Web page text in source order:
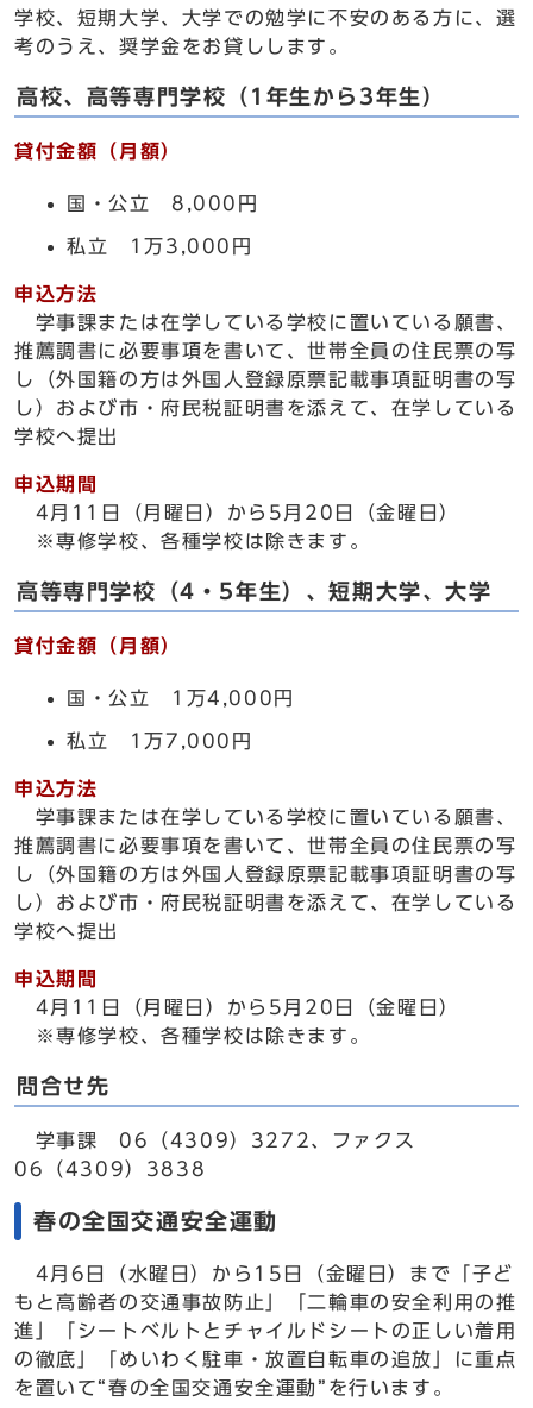
学校、短期大学、大学での勉学に不安のある方に、選
考のうえ、奨学金をお貸しします。
高校、高等専門学校（1年生から3年生）
貸付金額（月額）
国・公立 8,000円
私立 1万3,000円
申込方法
学事課または在学している学校に置いている願書、
推薦調書に必要事項を書いて、世帯全員の住民票の写
し（外国籍の方は外国人登録原票記載事項証明書の写
し）および市・府民税証明書を添えて、在学している
学校へ提出
申込期間
4月11日（月曜日）から5月20日（金曜日）
※専修学校、各種学校は除きます。
高等専門学校（4・5年生）、短期大学、大学
貸付金額（月額）
国・公立 1万4,000円
私立 1万7,000円
申込方法
学事課または在学している学校に置いている願書、
推薦調書に必要事項を書いて、世帯全員の住民票の写
し（外国籍の方は外国人登録原票記載事項証明書の写
し）および市・府民税証明書を添えて、在学している
学校へ提出
申込期間
4月11日（月曜日）から5月20日（金曜日）
※専修学校、各種学校は除きます。
問合せ先
学事課 06（4309）3272、ファクス
06（4309）3838
春の全国交通安全運動
4月6日（水曜日）から15日（金曜日）まで「子ど
もと高齢者の交通事故防止」「二輪車の安全利用の推
進」「シートベルトとチャイルドシートの正しい着用
の徹底」「めいわく駐車・放置自転車の追放」に重点
を置いて“春の全国交通安全運動”を行います。